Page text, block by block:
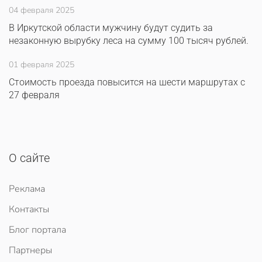
04 февраля 2025
В Иркутской области мужчину будут судить за
незаконную вырубку леса на сумму 100 тысяч рублей.
01 февраля 2025
Стоимость проезда повысится на шести маршрутах с
27 февраля
О сайте
Реклама
Контакты
Блог портала
Партнеры